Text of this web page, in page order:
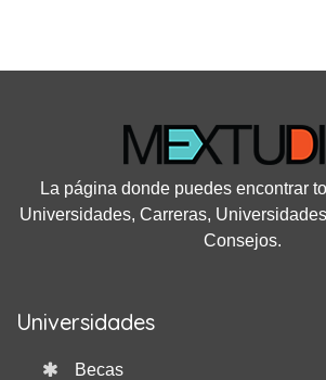
La página donde puedes encontrar
Universidades, Carreras,
Consejos.
Universidades
Becas